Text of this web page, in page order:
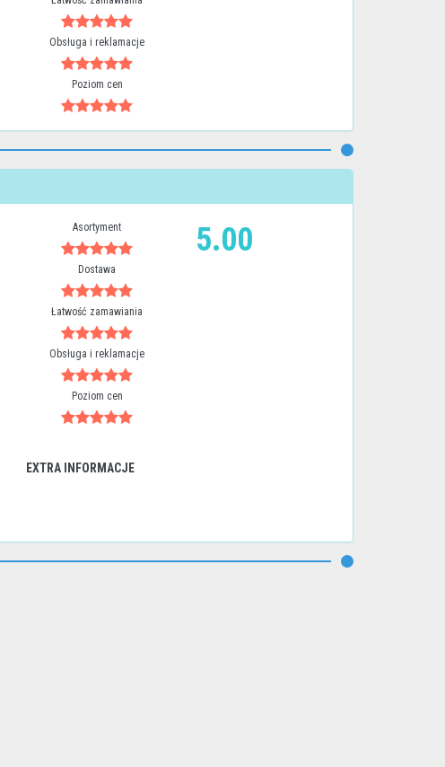
Obsługa i reklamacje
Poziom cen
Asortyment
Dostawa
Łatwość zamawiania
Obsługa i reklamacje
Poziom cen
5.00
EXTRA INFORMACJE